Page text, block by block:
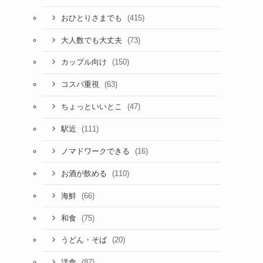
おひとりさまでも (415)
大人数でも大丈夫 (73)
カップル向け (150)
コスパ重視 (63)
ちょっといいとこ (47)
駅近 (111)
ノマドワークできる (16)
お酒が飲める (110)
海鮮 (66)
和食 (75)
うどん・そば (20)